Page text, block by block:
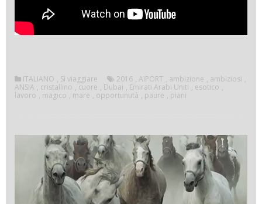
ITALIANO , Sì viaggiare 2016 , AIPORT , ambizione , ambiziosi ,
ANSIA , cristallino , cuore , Dubai , Emirati Arabi Uniti , esotico ,
lavoro , magico , mare , opportunutà , paure , piani